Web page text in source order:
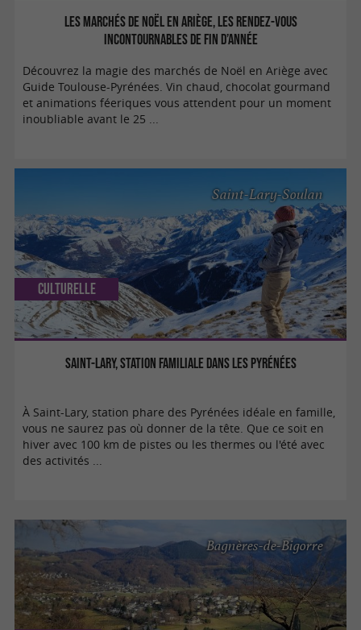
Les marchés de Noël en Ariège, les rendez-vous
incontournables de fin d’année
Découvrez la magie des marchés de Noël en Ariège avec
Guide Toulouse-Pyrénées. Vin chaud, chocolat gourmand
et animations féeriques vous attendent pour un moment
inoubliable avant le 25 ...
Saint-Lary, station familiale dans les Pyrénées
Saint-Lary-Soulan
Culturelle
À Saint-Lary, station phare des Pyrénées idéale en famille,
vous ne saurez pas où donner de la tête. Que ce soit en
hiver avec 100 km de pistes ou les thermes ou l'été avec
des activités ...
Bagnères-de-Bigorre